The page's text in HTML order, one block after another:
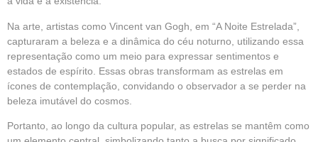
Na arte, artistas como Vincent van Gogh, em “A Noite Estrelada”,
capturaram a beleza e a dinâmica do céu noturno, utilizando essa
representação como um meio para expressar sentimentos e
estados de espírito. Essas obras transformam as estrelas em
ícones de contemplação, convidando o observador a se perder na
beleza imutável do cosmos.
Portanto, ao longo da cultura popular, as estrelas se mantêm como